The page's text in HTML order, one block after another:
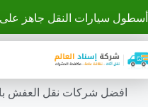
أسطول سيارات النقل جاهز على
افضل شركات نقل العفش